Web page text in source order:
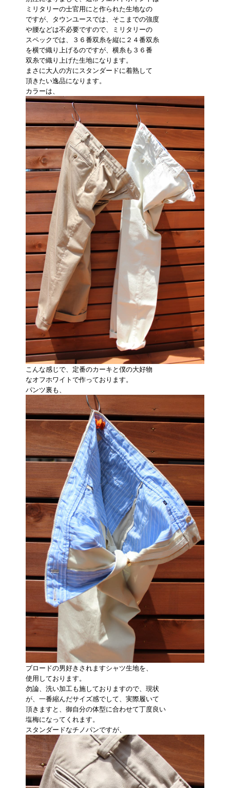
ミリタリーの士官用にと作られた生地なの
ですが、タウンユースでは、そこまでの強度
や腰などは不必要ですので、ミリタリーの
スペックでは、３６番双糸を縦に２４番双糸
を横で織り上げるのですが、横糸も３６番
双糸で織り上げた生地になります。
まさに大人の方にスタンダードに着熟して
頂きたい逸品になります。
カラーは、
こんな感じで、定番のカーキと僕の大好物
なオフホワイトで作っております。
パンツ裏も、
ブロードの男好きされますシャツ生地を、
使用しております。
勿論、洗い加工も施しておりますので、現状
が、一番縮んだサイズ感でして、実際履いて
頂きますと、御自分の体型に合わせて丁度良い
塩梅になってくれます。
スタンダードなチノパンですが、